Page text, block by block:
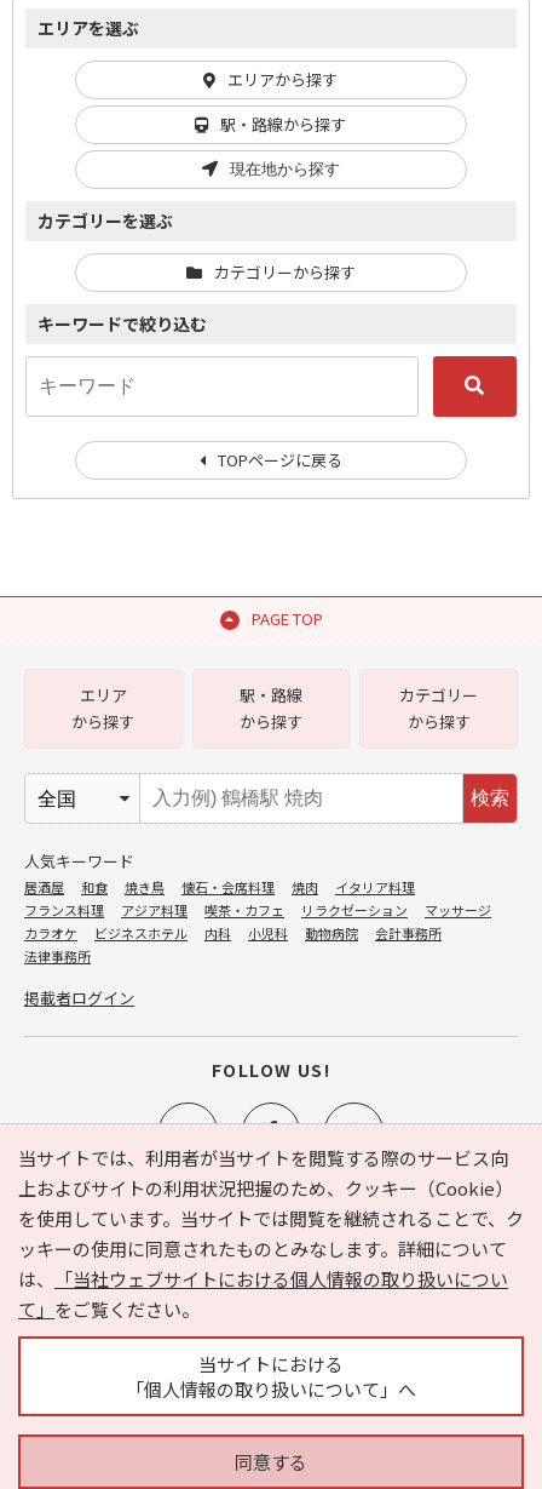
エリアを選ぶ
エリアから探す
駅・路線から探す
現在地から探す
カテゴリーを選ぶ
カテゴリーから探す
キーワードで絞り込む
TOPページに戻る
PAGE TOP
当サイトでは、利用者が当サイトを閲覧する際のサービス向
上およびサイトの利用状況把握のため、クッキー（Cookie）
を使用しています。当サイトでは閲覧を継続されることで、ク
ッキーの使用に同意されたものとみなします。詳細について
は、
「当社ウェブサイトにおける個人情報の取り扱いについ
て」 をご覧ください。
当サイトにおける
「個人情報の取り扱いについて」へ
同意する
e-NAVITA（イーナビタ）とは？ お気に入り
ヘルプ
利用規約
個人情報の取り扱いについて
運営会社
サイトマップ
広告掲載に関するお問い合わせ
エリア
から探す
駅・路線
から探す
カテゴリー
から探す
検索
人気キーワード
居酒屋 和食 焼き鳥 懐石・会席料理 焼肉
イタリア料理
フランス料理
アジア料理 喫茶・カフェ リラクゼーション
マッサージ
カラオケ
ビジネスホテル 内科 小児科 動物病院
会計事務所
法律事務所
掲載者ログイン
FOLLOW US!
Copyright © HYOJITO.Co.,Ltd. All Rights Reserved.